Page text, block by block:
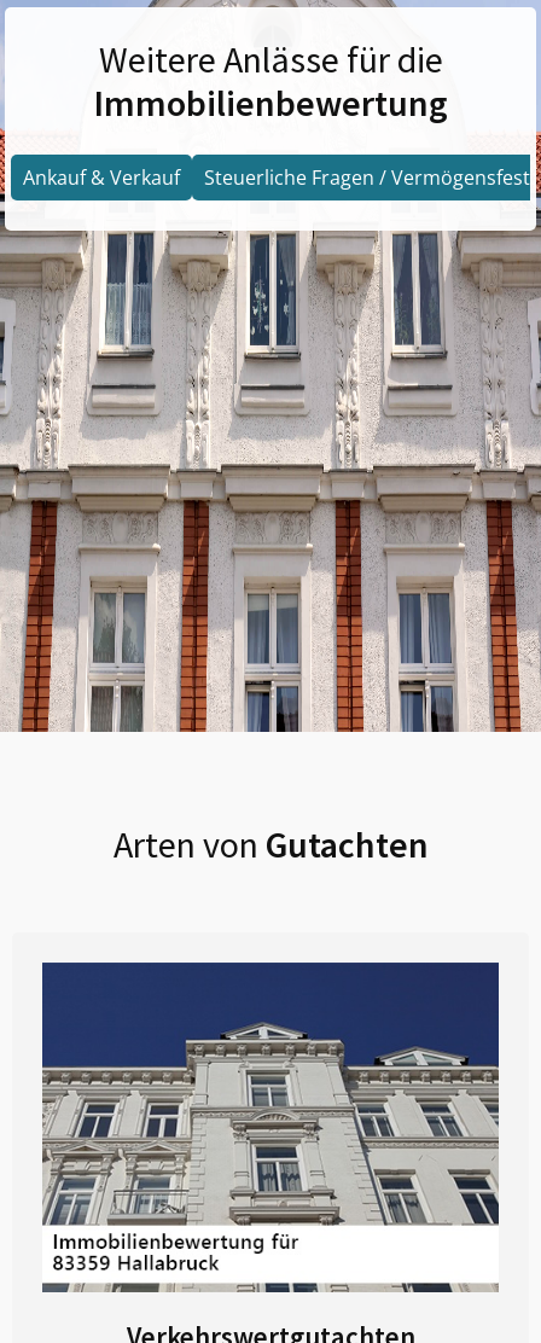
Weitere Anlässe für die
Immobilienbewertung
Ankauf & Verkauf Steuerliche Fragen /
Arten von Gutachten